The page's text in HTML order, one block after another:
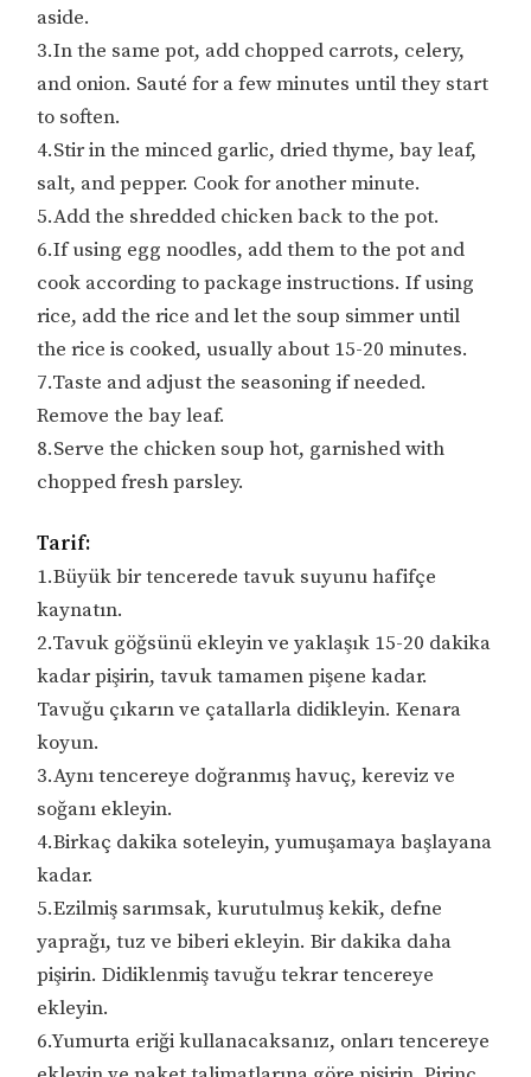
aside.
3.In the same pot, add chopped carrots, celery,
and onion. Sauté for a few minutes until they start
to soften.
4.Stir in the minced garlic, dried thyme, bay leaf,
salt, and pepper. Cook for another minute.
5.Add the shredded chicken back to the pot.
6.If using egg noodles, add them to the pot and
cook according to package instructions. If using
rice, add the rice and let the soup simmer until
the rice is cooked, usually about 15-20 minutes.
7.Taste and adjust the seasoning if needed.
Remove the bay leaf.
8.Serve the chicken soup hot, garnished with
chopped fresh parsley.
Tarif:
1.Büyük bir tencerede tavuk suyunu hafifçe
kaynatın.
2.Tavuk göğsünü ekleyin ve yaklaşık 15-20 dakika
kadar pişirin, tavuk tamamen pişene kadar.
Tavuğu çıkarın ve çatallarla didikleyin. Kenara
koyun.
3.Aynı tencereye doğranmış havuç, kereviz ve
soğanı ekleyin.
4.Birkaç dakika soteleyin, yumuşamaya başlayana
kadar.
5.Ezilmiş sarımsak, kurutulmuş kekik, defne
yaprağı, tuz ve biberi ekleyin. Bir dakika daha
pişirin. Didiklenmiş tavuğu tekrar tencereye
ekleyin.
6.Yumurta eriği kullanacaksanız, onları tencereye